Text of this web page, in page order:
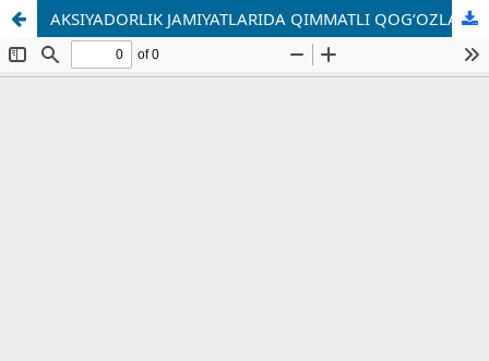
AKSIYADORLIK JAMIYATLARIDA QIMMATLI QOG‘OZLAR BILAN OPERATSIYALARNI TAKOMILLASHTIRISH